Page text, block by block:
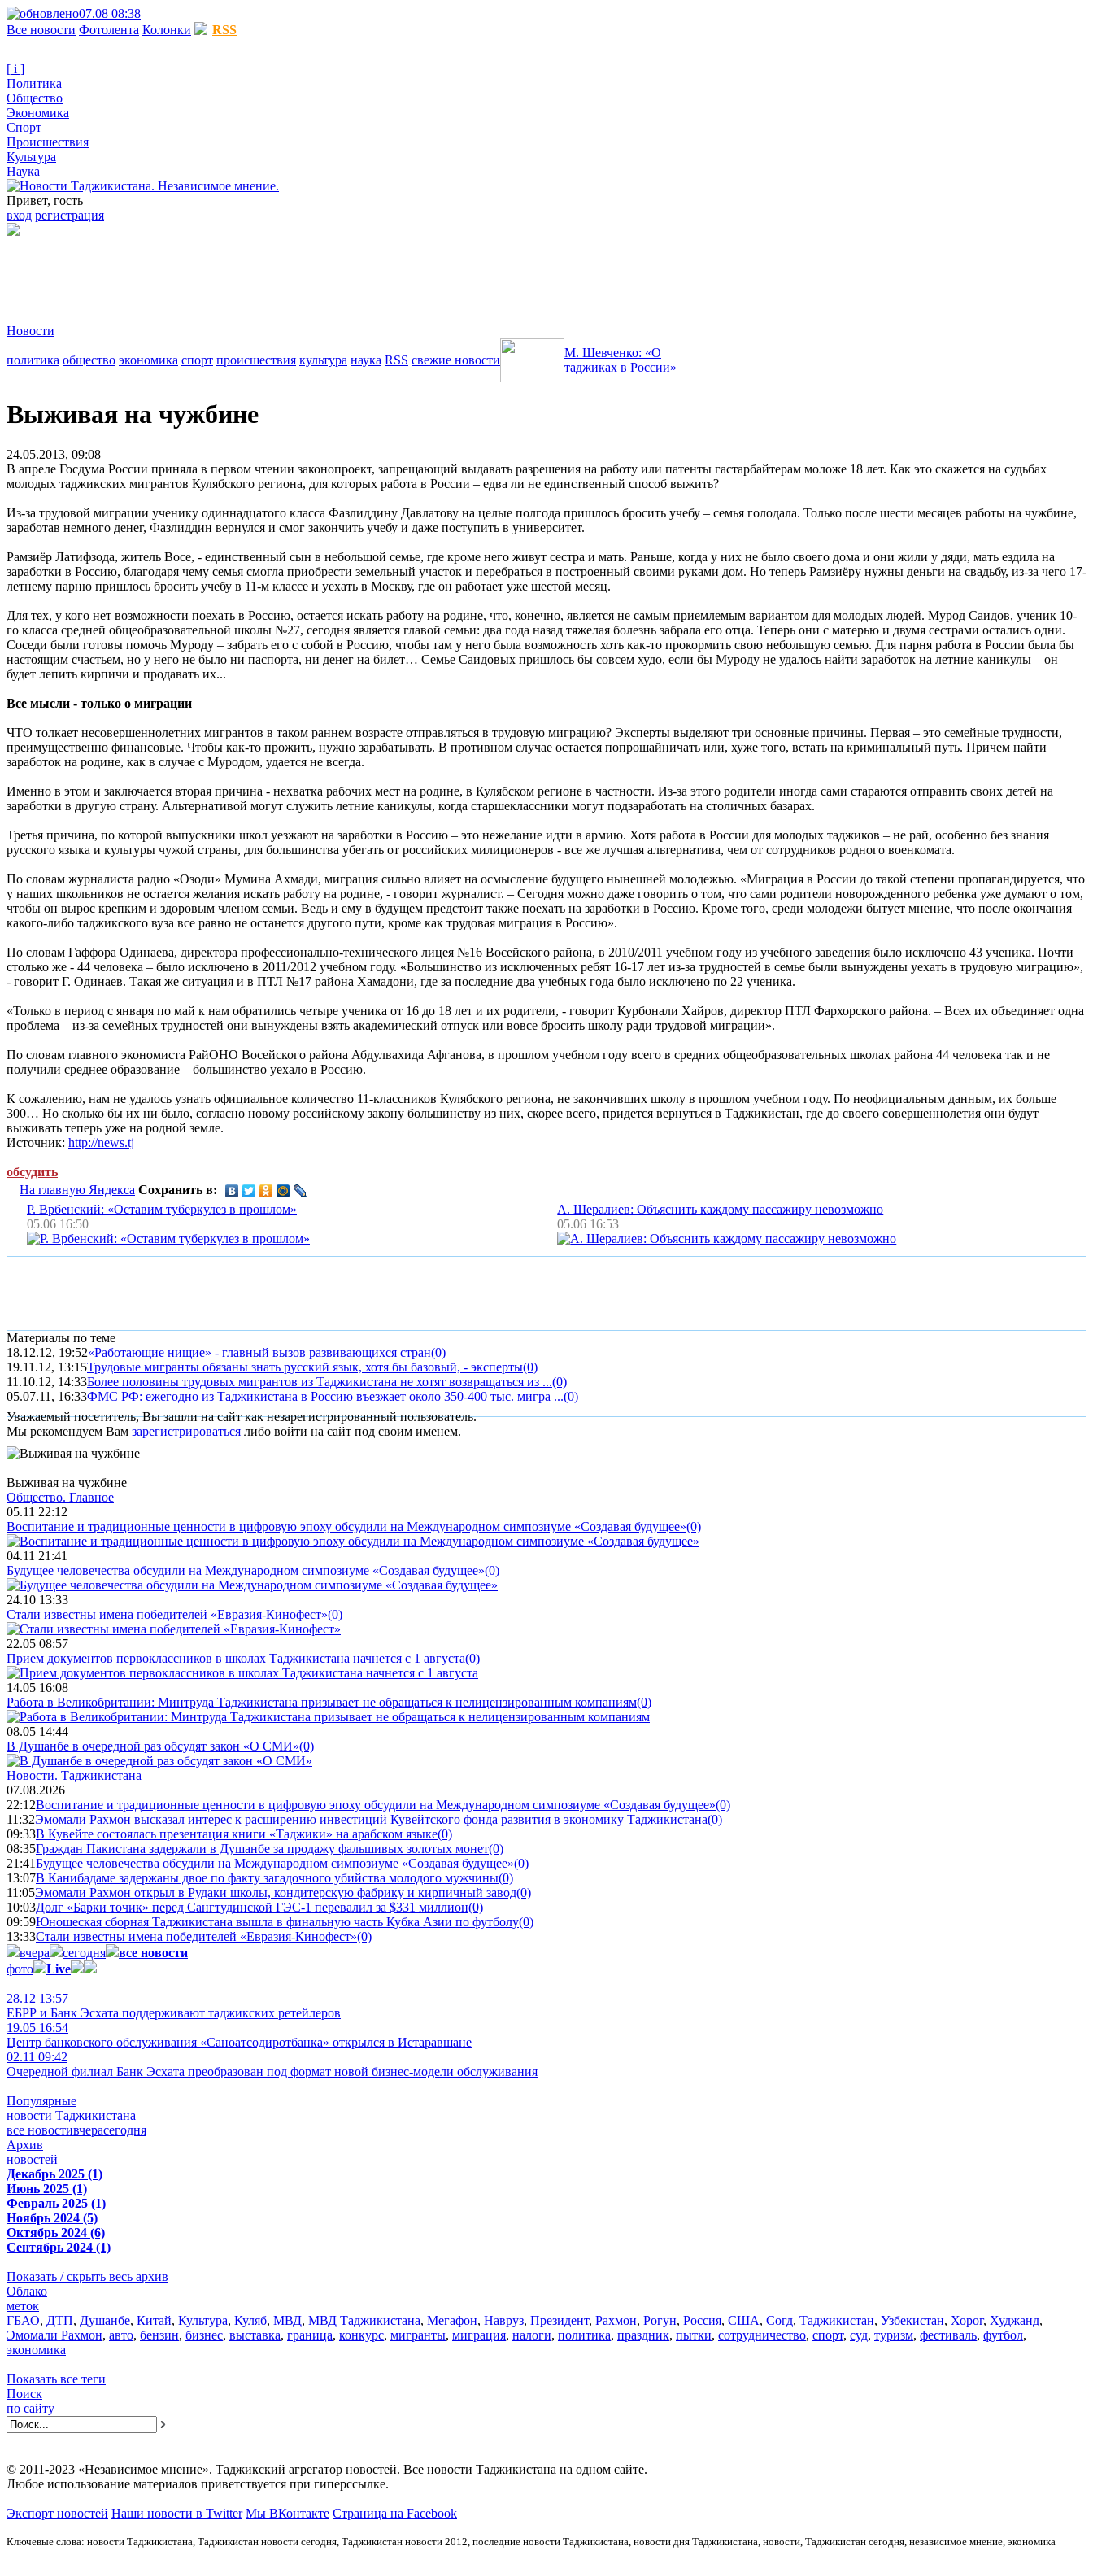
07.08 08:38
Все новости Фотолента Колонки RSS
[ i ]
Политика
Общество
Экономика
Спорт
Происшествия
Культура
Наука
Привет, гость
вход регистрация
Новости
политика общество экономика спорт происшествия культура наука RSS свежие новости
М. Шевченко: «О
таджиках в России»
Выживая на чужбине
24.05.2013, 09:08
В апреле Госдума России приняла в первом чтении законопроект, запрещающий выдавать разрешения на работу или патенты гастарбайтерам моложе 18 лет. Как это скажется на судьбах
молодых таджикских мигрантов Кулябского региона, для которых работа в России – едва ли не единственный способ выжить?
Из-за трудовой миграции ученику одиннадцатого класса Фазлиддину Давлатову на целые полгода пришлось бросить учебу – семья голодала. Только после шести месяцев работы на чужбине,
заработав немного денег, Фазлиддин вернулся и смог закончить учебу и даже поступить в университет.
Рамзиёр Латифзода, житель Восе, - единственный сын в небольшой семье, где кроме него живут сестра и мать. Раньше, когда у них не было своего дома и они жили у дяди, мать ездила на
заработки в Россию, благодаря чему семья смогла приобрести земельный участок и перебраться в построенный своими руками дом. Но теперь Рамзиёру нужны деньги на свадьбу, из-за чего 17-
летнему парню пришлось бросить учебу в 11-м классе и уехать в Москву, где он работает уже шестой месяц.
Для тех, у кого нет возможности поехать в Россию, остается искать работу на родине, что, конечно, является не самым приемлемым вариантом для молодых людей. Мурод Саидов, ученик 10-
го класса средней общеобразовательной школы №27, сегодня является главой семьи: два года назад тяжелая болезнь забрала его отца. Теперь они с матерью и двумя сестрами остались одни.
Соседи были готовы помочь Муроду – забрать его с собой в Россию, чтобы там у него была возможность хоть как-то прокормить свою небольшую семью. Для парня работа в России была бы
настоящим счастьем, но у него не было ни паспорта, ни денег на билет… Семье Саидовых пришлось бы совсем худо, если бы Муроду не удалось найти заработок на летние каникулы – он
будет лепить кирпичи и продавать их...
Все мысли - только о миграции
ЧТО толкает несовершеннолетних мигрантов в таком раннем возрасте отправляться в трудовую миграцию? Эксперты выделяют три основные причины. Первая – это семейные трудности,
преимущественно финансовые. Чтобы как-то прожить, нужно зарабатывать. В противном случае остается попрошайничать или, хуже того, встать на криминальный путь. Причем найти
заработок на родине, как в случае с Муродом, удается не всегда.
Именно в этом и заключается вторая причина - нехватка рабочих мест на родине, в Кулябском регионе в частности. Из-за этого родители иногда сами стараются отправить своих детей на
заработки в другую страну. Альтернативой могут служить летние каникулы, когда старшеклассники могут подзаработать на столичных базарах.
Третья причина, по которой выпускники школ уезжают на заработки в Россию – это нежелание идти в армию. Хотя работа в России для молодых таджиков – не рай, особенно без знания
русского языка и культуры чужой страны, для большинства убегать от российских милиционеров - все же лучшая альтернатива, чем от сотрудников родного военкомата.
По словам журналиста радио «Озоди» Мумина Ахмади, миграция сильно влияет на осмысление будущего нынешней молодежью. «Миграция в России до такой степени пропагандируется, что
у наших школьников не остается желания искать работу на родине, - говорит журналист. – Сегодня можно даже говорить о том, что сами родители новорожденного ребенка уже думают о том,
чтобы он вырос крепким и здоровым членом семьи. Ведь и ему в будущем предстоит также поехать на заработки в Россию. Кроме того, среди молодежи бытует мнение, что после окончания
какого-либо таджикского вуза все равно не останется другого пути, кроме как трудовая миграция в Россию».
По словам Гаффора Одинаева, директора профессионально-технического лицея №16 Восейского района, в 2010/2011 учебном году из учебного заведения было исключено 43 ученика. Почти
столько же - 44 человека – было исключено в 2011/2012 учебном году. «Большинство из исключенных ребят 16-17 лет из-за трудностей в семье были вынуждены уехать в трудовую миграцию»,
- говорит Г. Одинаев. Такая же ситуация и в ПТЛ №17 района Хамадони, где за последние два учебных года было исключено по 22 ученика.
«Только в период с января по май к нам обратились четыре ученика от 16 до 18 лет и их родители, - говорит Курбонали Хайров, директор ПТЛ Фархорского района. – Всех их объединяет одна
проблема – из-за семейных трудностей они вынуждены взять академический отпуск или вовсе бросить школу ради трудовой миграции».
По словам главного экономиста РайОНО Восейского района Абдулвахида Афганова, в прошлом учебном году всего в средних общеобразовательных школах района 44 человека так и не
получили среднее образование – большинство уехало в Россию.
К сожалению, нам не удалось узнать официальное количество 11-классников Кулябского региона, не закончивших школу в прошлом учебном году. По неофициальным данным, их больше
300… Но сколько бы их ни было, согласно новому российскому закону большинству из них, скорее всего, придется вернуться в Таджикистан, где до своего совершеннолетия они будут
выживать теперь уже на родной земле.
Источник: http://news.tj
обсудить
На главную Яндекса Сохранить в:
Р. Врбенский: «Оставим туберкулез в прошлом»
05.06 16:50
А. Шералиев: Объяснить каждому пассажиру невозможно
05.06 16:53
Материалы по теме
18.12.12, 19:52«Работающие нищие» - главный вызов развивающихся стран(0)
19.11.12, 13:15Трудовые мигранты обязаны знать русский язык, хотя бы базовый, - эксперты(0)
11.10.12, 14:33Более половины трудовых мигрантов из Таджикистана не хотят возвращаться из ...(0)
05.07.11, 16:33ФМС РФ: ежегодно из Таджикистана в Россию въезжает около 350-400 тыс. мигра ...(0)
Уважаемый посетитель, Вы зашли на сайт как незарегистрированный пользователь.
Мы рекомендуем Вам зарегистрироваться либо войти на сайт под своим именем.
Выживая на чужбине
Общество. Главное
05.11 22:12
Воспитание и традиционные ценности в цифровую эпоху обсудили на Международном симпозиуме «Создавая будущее»(0)
04.11 21:41
Будущее человечества обсудили на Международном симпозиуме «Создавая будущее»(0)
24.10 13:33
Стали известны имена победителей «Евразия-Кинофест»(0)
22.05 08:57
Прием документов первоклассников в школах Таджикистана начнется с 1 августа(0)
14.05 16:08
Работа в Великобритании: Минтруда Таджикистана призывает не обращаться к нелицензированным компаниям(0)
08.05 14:44
В Душанбе в очередной раз обсудят закон «О СМИ»(0)
Новости. Таджикистана
07.08.2026
22:12Воспитание и традиционные ценности в цифровую эпоху обсудили на Международном симпозиуме «Создавая будущее»(0)
11:32Эмомали Рахмон высказал интерес к расширению инвестиций Кувейтского фонда развития в экономику Таджикистана(0)
09:33В Кувейте состоялась презентация книги «Таджики» на арабском языке(0)
08:35Граждан Пакистана задержали в Душанбе за продажу фальшивых золотых монет(0)
21:41Будущее человечества обсудили на Международном симпозиуме «Создавая будущее»(0)
13:07В Канибадаме задержаны двое по факту загадочного убийства молодого мужчины(0)
11:05Эмомали Рахмон открыл в Рудаки школы, кондитерскую фабрику и кирпичный завод(0)
10:03Долг «Барки точик» перед Сангтудинской ГЭС-1 перевалил за $331 миллион(0)
09:59Юношеская сборная Таджикистана вышла в финальную часть Кубка Азии по футболу(0)
13:33Стали известны имена победителей «Евразия-Кинофест»(0)
вчера
сегодня
все новости
фото
Live
28.12 13:57
ЕБРР и Банк Эсхата поддерживают таджикских ретейлеров
19.05 16:54
Центр банковского обслуживания «Саноатсодиротбанка» открылся в Истаравшане
02.11 09:42
Очередной филиал Банк Эсхата преобразован под формат новой бизнес-модели обслуживания
Популярные
новости Таджикистана
все новостивчерасегодня
Архив
новостей
Декабрь 2025 (1)
Июнь 2025 (1)
Февраль 2025 (1)
Ноябрь 2024 (5)
Октябрь 2024 (6)
Сентябрь 2024 (1)
Показать / скрыть весь архив
Облако
меток
ГБАО, ДТП, Душанбе, Китай, Культура, Куляб, МВД, МВД Таджикистана, Мегафон, Навруз, Президент, Рахмон, Рогун, Россия, США, Согд, Таджикистан, Узбекистан, Хорог, Худжанд,
Эмомали Рахмон, авто, бензин, бизнес, выставка, граница, конкурс, мигранты, миграция, налоги, политика, праздник, пытки, сотрудничество, спорт, суд, туризм, фестиваль, футбол,
экономика
Показать все теги
Поиск
по сайту
© 2011-2023 «Независимое мнение». Таджикский агрегатор новостей. Все новости Таджикистана на одном сайте.
Любое использование материалов приветствуется при гиперссылке.
Экспорт новостей Наши новости в Twitter Мы ВКонтакте Страница на Facebook
Ключевые слова: новости Таджикистана, Таджикистан новости сегодня, Таджикистан новости 2012, последние новости Таджикистана, новости дня Таджикистана, новости, Таджикистан сегодня, независимое мнение, экономика